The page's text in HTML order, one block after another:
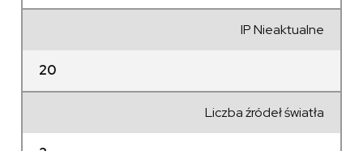
IP Nieaktualne
20
Liczba źródeł światła